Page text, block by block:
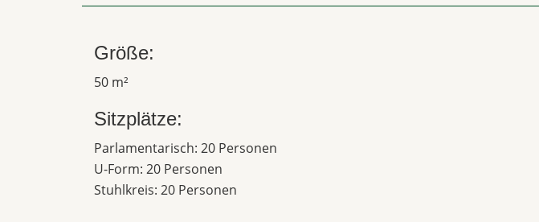
Größe:
50 m²
Sitzplätze:
Parlamentarisch: 20 Personen
U-Form: 20 Personen
Stuhlkreis: 20 Personen